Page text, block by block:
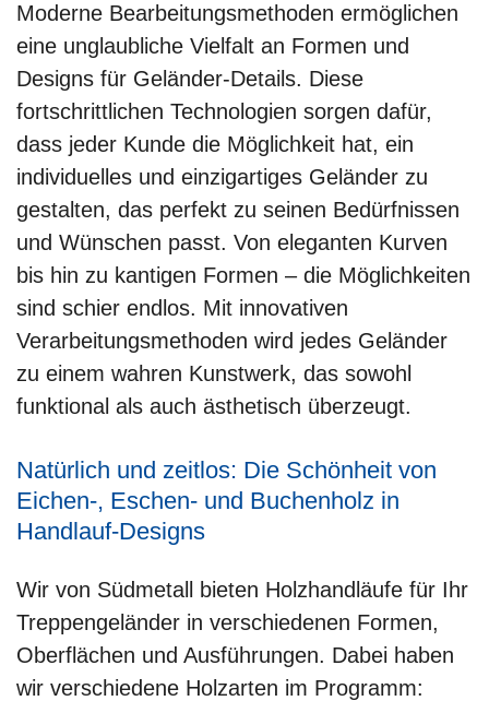
Moderne Bearbeitungsmethoden ermöglichen
eine unglaubliche Vielfalt an Formen und
Designs für Geländer-Details. Diese
fortschrittlichen Technologien sorgen dafür,
dass jeder Kunde die Möglichkeit hat, ein
individuelles und einzigartiges Geländer zu
gestalten, das perfekt zu seinen Bedürfnissen
und Wünschen passt. Von eleganten Kurven
bis hin zu kantigen Formen – die Möglichkeiten
sind schier endlos. Mit innovativen
Verarbeitungsmethoden wird jedes Geländer
zu einem wahren Kunstwerk, das sowohl
funktional als auch ästhetisch überzeugt.
Natürlich und zeitlos: Die Schönheit von
Eichen-, Eschen- und Buchenholz in
Handlauf-Designs
Wir von Südmetall bieten Holzhandläufe für Ihr
Treppengeländer in verschiedenen Formen,
Oberflächen und Ausführungen. Dabei haben
wir verschiedene Holzarten im Programm: